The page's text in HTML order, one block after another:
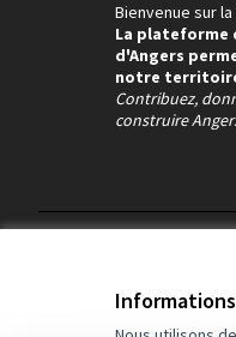
Bienvenue sur
La plateforme
d'Angers
notre
Contribuez,
construire